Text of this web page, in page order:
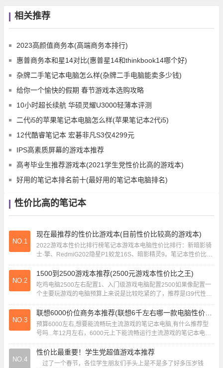
相关推荐
2023高颜值商务本(高端商务本排行)
惠普商务本和星14对比(惠普星14和thinkbook14哪个好)
杂牌二手笔记本电脑怎么样(杂牌二手电脑能卖多少钱)
给你一个愉快的假期 春节游戏本选购攻略
10小时超长续航 华硕灵耀U3000轻薄本评测
二代i5的苹果笔记本电脑怎么样(苹果笔记本2代i5)
12代酷睿笔记本 宏碁非凡S3仅4299元
IPS高素质屏幕的游戏本推荐
高考毕业生推荐游戏本(2021学生党性价比高的游戏本)
好用的笔记本排名前十(最好用的笔记本电脑排名)
性价比高的笔记本
NO.1
现在最推荐的性价比游戏本(目前性价比较高的游戏本)
2022游戏本性价比排行榜笔记本游戏本电脑性价比排行：新暗影骑
士·擎、RedmiG202隐星P1蛟龙16S、暗影精灵9。笔记本性价比
2022十大排名如下：NO1...
NO.2
1500到2500游戏本推荐(2500元游戏本性价比之王)
吃鸡电脑2500左右配置1、入门级游戏电脑配置2500如果像配置一
个主要玩游戏的电脑预算上来说是比较吃紧的了，推荐是I39代性能
能和7代I5比肩，内存还是尽量选...
NO.3
联想6000价位商务本推荐(联想6千左右哪一款电脑性价比高)
预算6000左右,想要能流畅玩主流游戏的笔记本电脑,有什么推荐型
号吗...年12月左右，6000元上下能流畅运行主流游戏的笔记本电
脑，推荐联想拯救者R7000 ...
NO.4
性价比最重要！学生党超值游戏本推荐
过了一个春节，各位学生朋友们手头上是不是多了好多压岁钱